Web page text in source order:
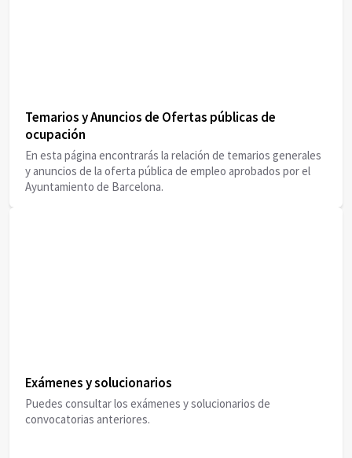
Temarios y Anuncios de Ofertas públicas de
ocupación
En esta página encontrarás la relación de temarios generales
y anuncios de la oferta pública de empleo aprobados por el
Ayuntamiento de Barcelona.
Exámenes y solucionarios
Puedes consultar los exámenes y solucionarios de
convocatorias anteriores.